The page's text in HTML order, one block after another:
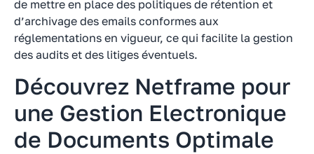
de mettre en place des politiques de rétention et
d’archivage des emails conformes aux
réglementations en vigueur, ce qui facilite la gestion
des audits et des litiges éventuels.
Découvrez Netframe pour
une Gestion Electronique
de Documents Optimale